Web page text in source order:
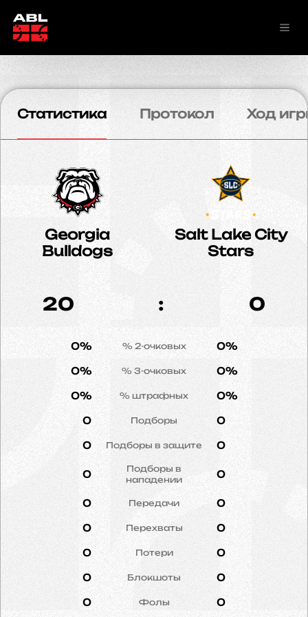
Статистика Протокол Ход
Georgia
Bulldogs
Salt Lake City
Stars
20 : 0
0% % 2-очковых 0%
0% % 3-очковых 0%
0% % штрафных 0%
0 Подборы 0
0 Подборы в защите 0
0
Подборы в
нападении
0
0 Передачи 0
0 Перехваты 0
0 Потери 0
0 Блокшоты 0
0 Фолы 0